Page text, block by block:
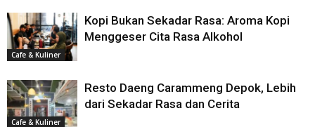
Cafe & Kuliner
Kopi Bukan Sekadar Rasa: Aroma Kopi
Menggeser Cita Rasa Alkohol
Cafe & Kuliner
Resto Daeng Carammeng Depok, Lebih
dari Sekadar Rasa dan Cerita